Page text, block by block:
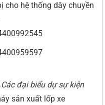
cho hệ thống dây chuyền
Các đại biểu dự sự kiện
sản xuất lốp xe